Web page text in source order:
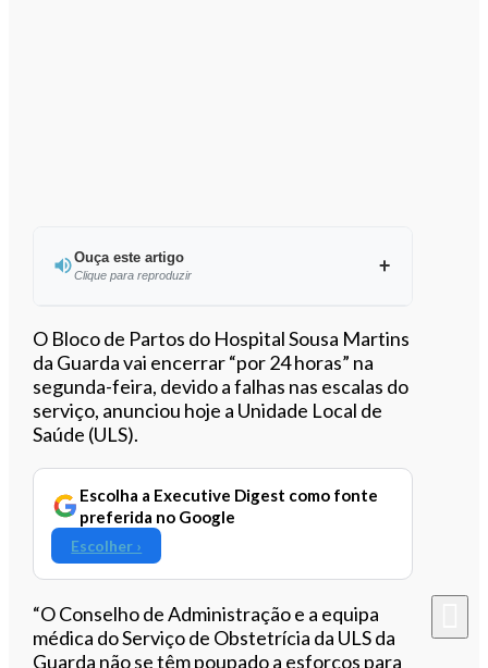
Ouça este artigo
Clique para reproduzir
Ouvir este artigo
O Bloco de Partos do Hospital Sousa Martins
da Guarda vai encerrar “por 24 horas” na
segunda-feira, devido a falhas nas escalas do
serviço, anunciou hoje a Unidade Local de
Saúde (ULS).
Escolha a Executive Digest como fonte
preferida no Google
Escolher ›
“O Conselho de Administração e a equipa
médica do Serviço de Obstetrícia da ULS da
Guarda não se têm poupado a esforços para